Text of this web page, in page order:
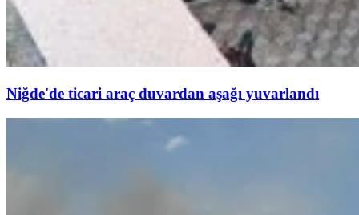
Niğde'de ticari araç duvardan aşağı yuvarlandı